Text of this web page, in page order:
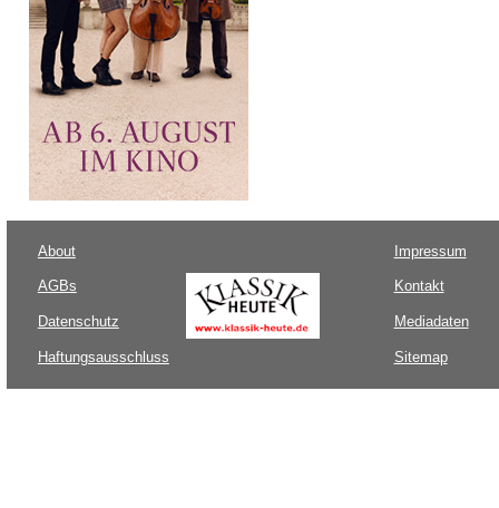
About
AGBs
Datenschutz
Haftungsausschluss
Impressum
Kontakt
Mediadaten
Sitemap